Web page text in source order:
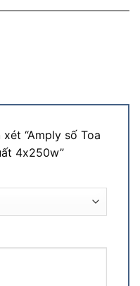
“Amply số Toa
4x250w”